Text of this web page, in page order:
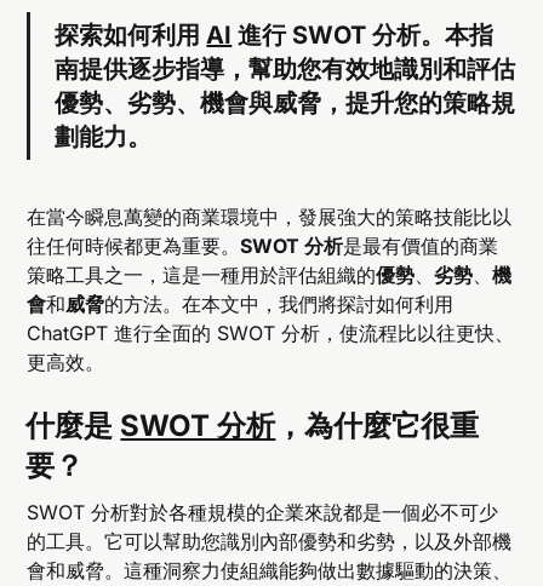
探索如何利用 AI 進行 SWOT 分析。本指
南提供逐步指導，幫助您有效地識別和評估
優勢、劣勢、機會與威脅，提升您的策略規
劃能力。
在當今瞬息萬變的商業環境中，發展強大的策略技能比以
往任何時候都更為重要。SWOT 分析是最有價值的商業
策略工具之一，這是一種用於評估組織的優勢 、劣勢 、機
會和威脅的方法。在本文中，我們將探討如何利用
ChatGPT 進行全面的 SWOT 分析，使流程比以往更快、
更高效。
什麼是 SWOT 分析，為什麼它很重
要？
SWOT 分析對於各種規模的企業來說都是一個必不可少
的工具。它可以幫助您識別內部優勢和劣勢，以及外部機
會和威脅。這種洞察力使組織能夠做出數據驅動的決策、